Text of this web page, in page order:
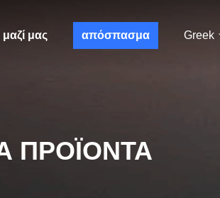
μας απόσπασμα Greek
ΠΡΟΪΌΝΤΑ